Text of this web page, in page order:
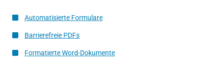
Automatisierte Formulare
Barrierefreie PDFs
Formatierte Word-Dokumente